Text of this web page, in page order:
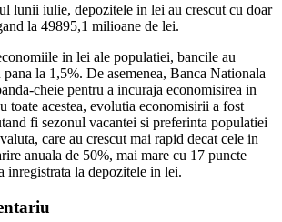
lunii iulie, depozitele in lei au crescut cu doar
la 49895,1 milioane de lei.
in lei ale populatiei, bancile au
la 1,5%. De asemenea, Banca Nationala
cheie pentru a incuraja economisirea in
toate acestea, evolutia economisirii a fost
fi sezonul vacantei si preferinta populatiei
care au crescut mai rapid decat cele in
anuala de 50%, mai mare cu 17 puncte
inregistrata la depozitele in lei.